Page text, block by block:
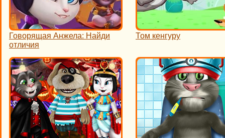
Говорящая Анжела: Найди
отличия
Том кенгуру